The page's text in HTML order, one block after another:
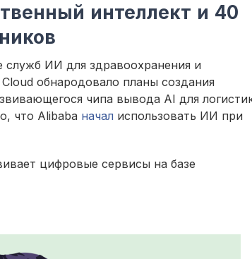
интеллект и 40
служб ИИ для здравоохранения и
обнародовало планы создания
чипа вывода AI для
что Alibaba начал использовать ИИ при
цифровые сервисы на базе